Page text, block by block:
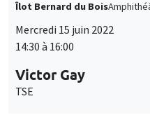
Îlot Bernard du Bois
Mercredi 15 juin 2022
14:30 à 16:00
Victor Gay
TSE